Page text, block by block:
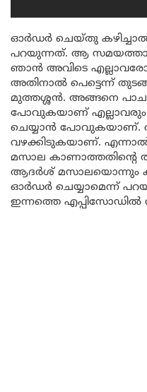
ഓർഡർ ചെയ്തു കഴിച്ചാൽ
പറയുന്നത്. ആ
ഞാൻ അവിടെ
അതിനാൽ പെട്ടെന്ന്
മുത്തശ്ശൻ. അങ്ങനെ
പോവുകയാണ് എല്ലാവരും
ചെയ്യാൻ
വഴക്കിടുകയാണ്.
മസാല കാണാത്തതിൻ്റെ
ആദർശ് മസാലയൊന്നും
ഓർഡർ ചെയ്യാമെന്ന്
ഇന്നത്തെ